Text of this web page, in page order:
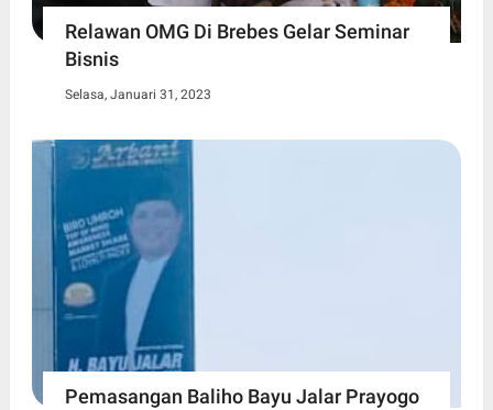
Relawan OMG Di Brebes Gelar Seminar
Bisnis
Selasa, Januari 31, 2023
Pemasangan Baliho Bayu Jalar Prayogo